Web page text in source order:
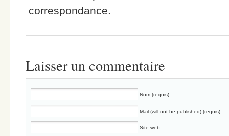
correspondance.
Laisser un commentaire
Nom (requis)
Mail (will not be published) (requis)
Site web